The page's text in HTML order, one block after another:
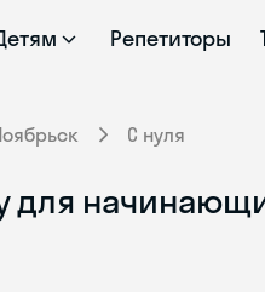
Репетиторы
С нуля
для